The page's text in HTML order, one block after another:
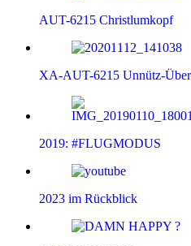
AUT-6215 Christlumkopf
XA-AUT-6215 Unnütz-
2019: #FLUGMODUS
2023 im Rückblick